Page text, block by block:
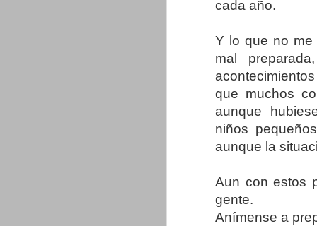
cada año.
Y lo que no me
mal
que muchos
aunque
niños
aunque la
Aun con estos
gente.
Anímense a